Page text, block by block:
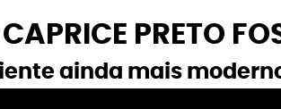
PRETO
ainda mais